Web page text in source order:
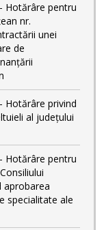
Hotărâre pentru
nr.
unei
de
Hotărâre privind
al judeţului
Hotărâre pentru
aprobarea
specialitate ale